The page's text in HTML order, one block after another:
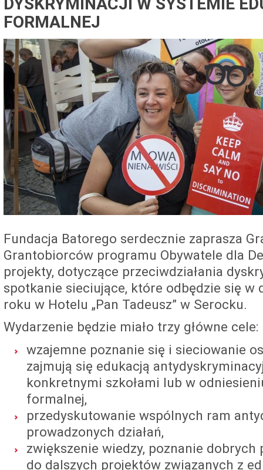
FORMALNEJ
Fundacja Batorego serdecznie zaprasza
Grantobiorców programu Obywatele dla
projekty, dotyczące przeciwdziałania
spotkanie sieciujące, które odbędzie się w
roku w Hotelu „Pan Tadeusz” w Serocku.
Wydarzenie będzie miało trzy główne cele:
wzajemne poznanie się i sieciowanie
zajmują się edukacją
konkretnymi szkołami lub w
formalnej,
przedyskutowanie wspólnych ram
prowadzonych działań,
zwiększenie wiedzy, poznanie
do dalszych projektów związanych z